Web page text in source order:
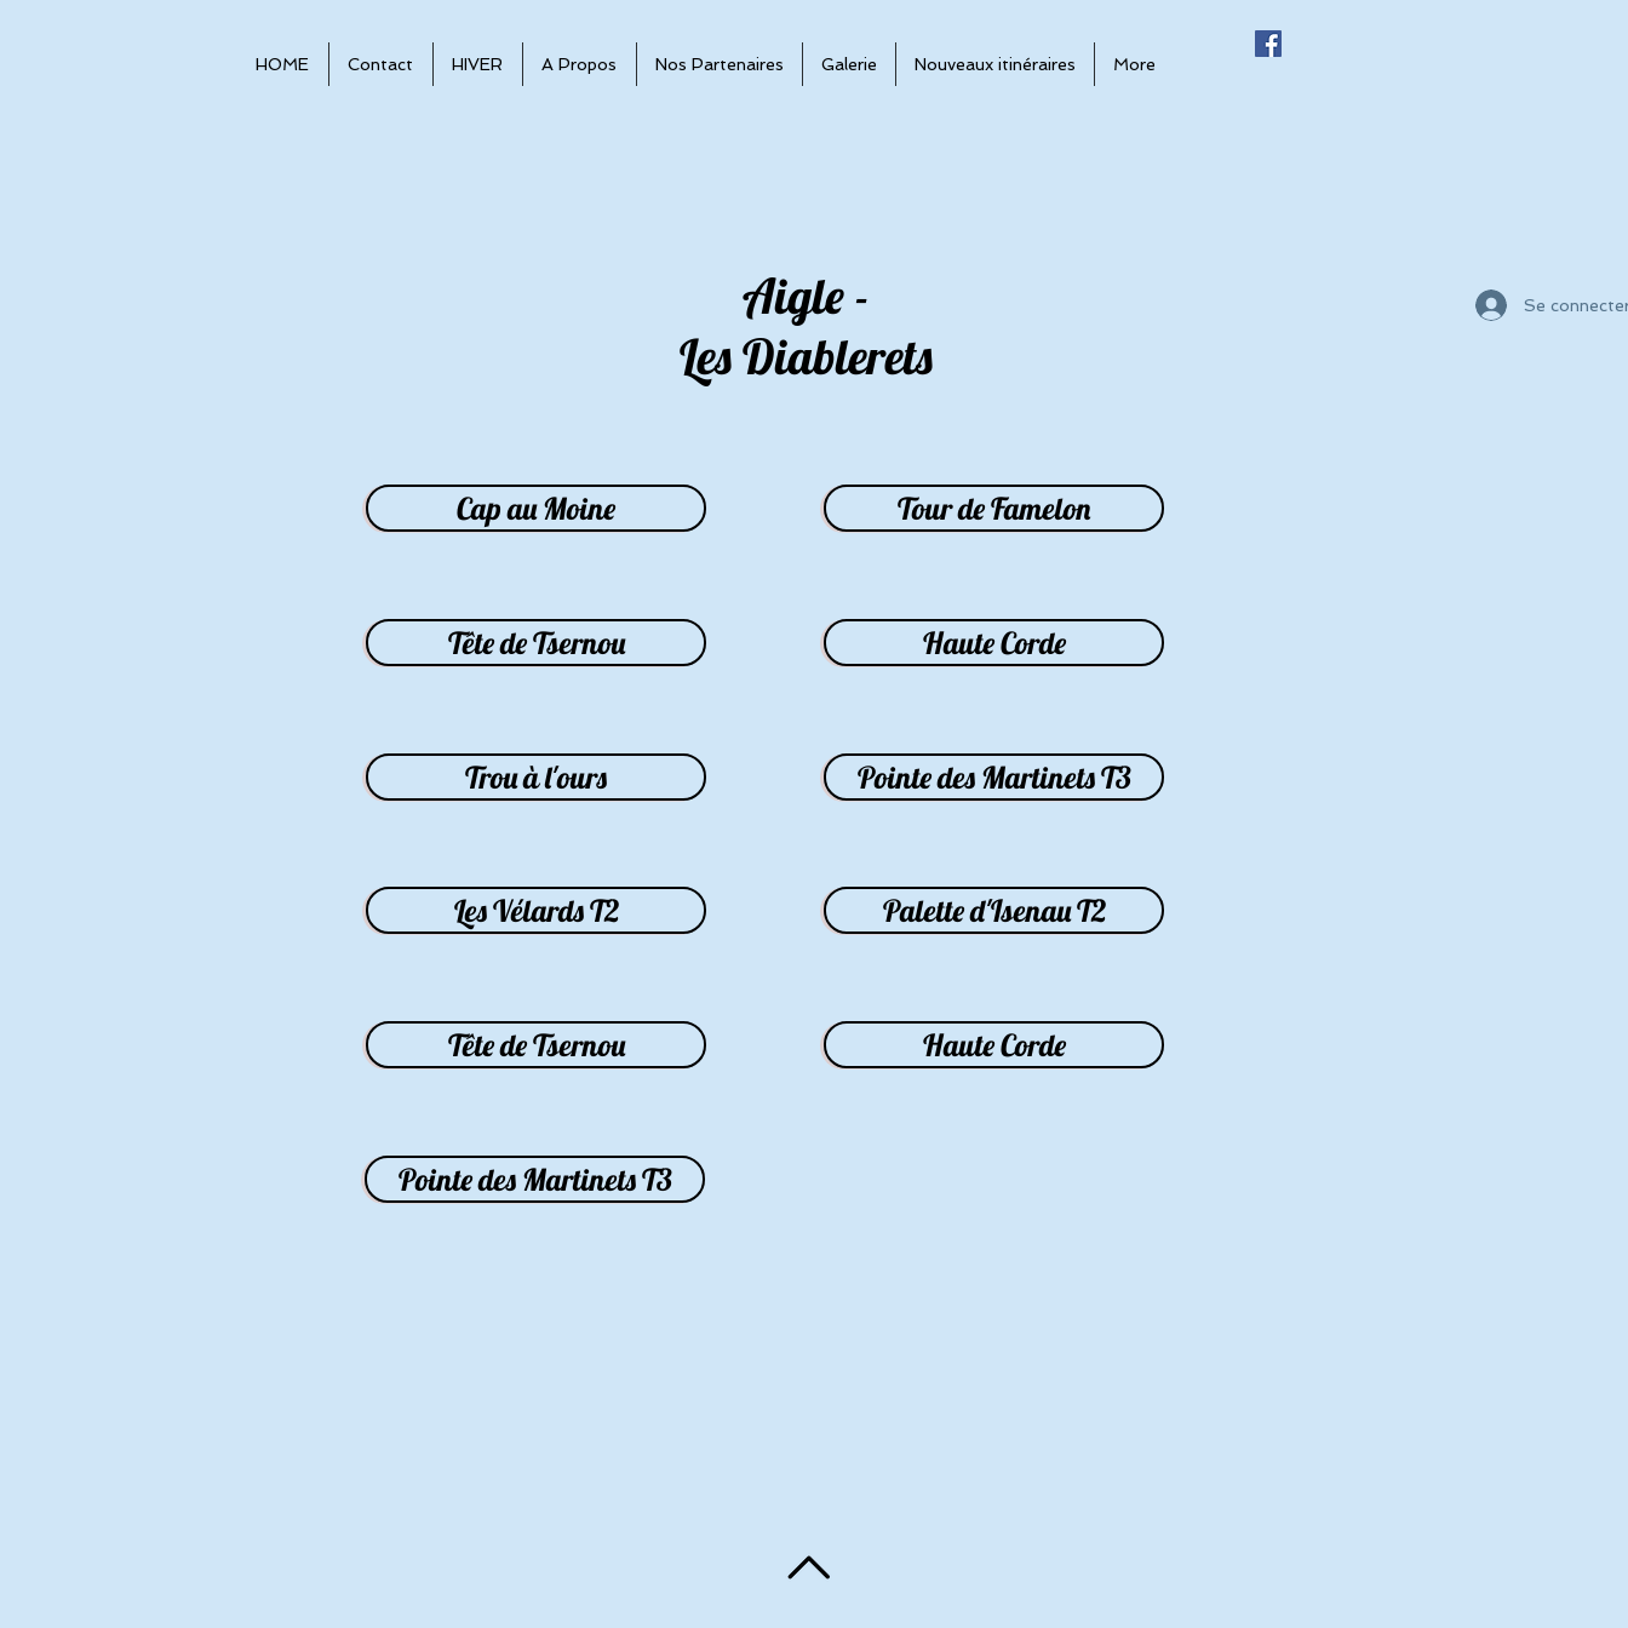
HOME Contact HIVER A Propos Nos Partenaires Galerie Nouveaux itinéraires More
Aigle -
Les Diablerets
Cap au Moine Tour de Famelon
Tête de Tsernou Haute Corde
Trou à l'ours Pointe des Martinets T3
Les Vélards T2 Palette d'Isenau T2
Tête de Tsernou Haute Corde
Pointe des Martinets T3
Se